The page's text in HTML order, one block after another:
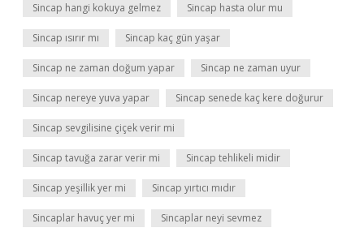
Sincap hangi kokuya gelmez Sincap hasta olur mu
Sincap ısırır mı Sincap kaç gün yaşar
Sincap ne zaman doğum yapar Sincap ne zaman uyur
Sincap nereye yuva yapar Sincap senede kaç kere doğurur
Sincap sevgilisine çiçek verir mi
Sincap tavuğa zarar verir mi Sincap tehlikeli midir
Sincap yeşillik yer mi Sincap yırtıcı mıdır
Sincaplar havuç yer mi Sincaplar neyi sevmez